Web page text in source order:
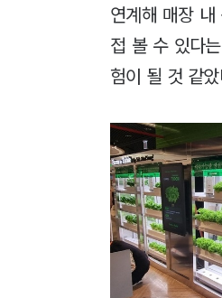
연계해 매장
접 볼 수 있다
험이 될 것 같